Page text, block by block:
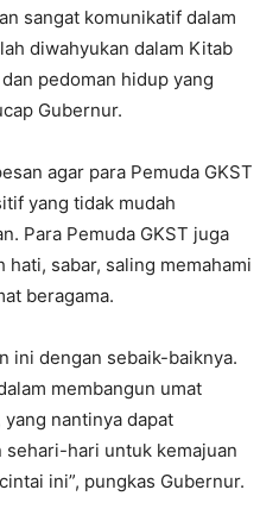
sangat komunikatif dalam
diwahyukan dalam Kitab
pedoman hidup yang
Gubernur.
agar para Pemuda GKST
yang tidak mudah
Para Pemuda GKST juga
sabar, saling memahami
beragama.
ini dengan sebaik-baiknya.
membangun umat
nantinya dapat
sehari-hari untuk kemajuan
ini”, pungkas Gubernur.